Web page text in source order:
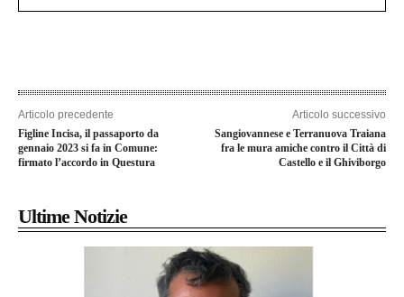
Articolo precedente
Figline Incisa, il passaporto da
gennaio 2023 si fa in Comune:
firmato l’accordo in Questura
Articolo successivo
Sangiovannese e Terranuova Traiana
fra le mura amiche contro il Città di
Castello e il Ghiviborgo
Ultime Notizie